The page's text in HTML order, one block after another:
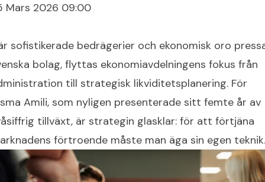
Mars 2026 09:00
sofistikerade bedrägerier och ekonomisk oro
bolag, flyttas ekonomiavdelningens fokus från
till strategisk likviditetsplanering. För
Amili, som nyligen presenterade sitt femte år av
tillväxt, är strategin glasklar: för att förtjäna
förtroende måste man äga sin egen teknik.